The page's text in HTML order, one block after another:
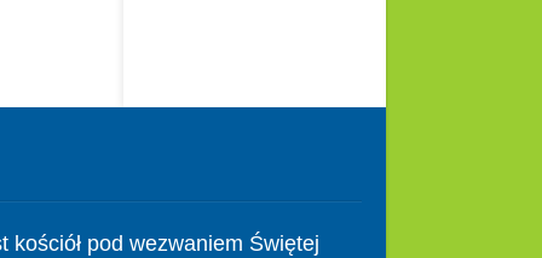
pod wezwaniem Świętej